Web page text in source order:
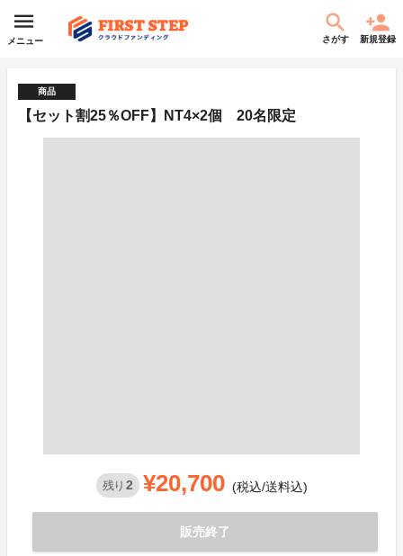
メニュー さがす 新規登録
商品
【セット割25％OFF】NT4×2個 20名限定
残り 2 ¥20,700 (税込/送料込)
販売終了